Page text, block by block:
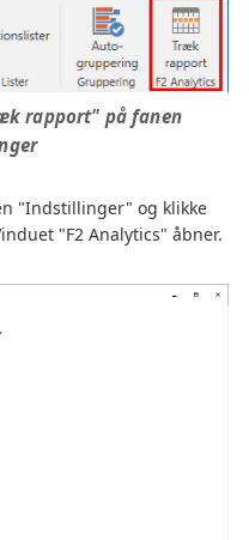
rapport" på fanen
"Indstillinger" og klikke
"F2 Analytics" åbner.